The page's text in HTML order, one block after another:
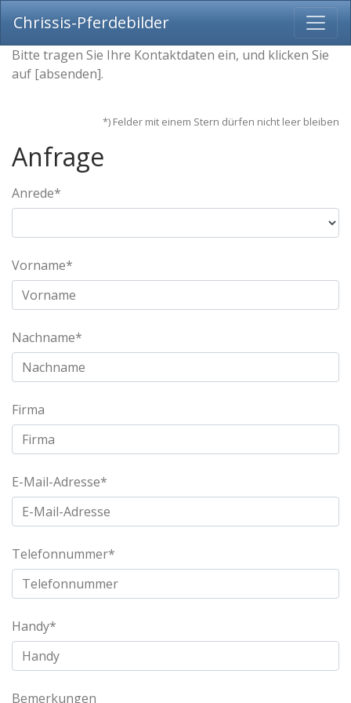
Chrissis-Pferdebilder
Bitte tragen Sie Ihre Kontaktdaten ein, und klicken Sie
auf [absenden].
*) Felder mit einem Stern dürfen nicht leer bleiben
Anfrage
Anrede*
Vorname*
Nachname*
Firma
E-Mail-Adresse*
Telefonnummer*
Handy*
Bemerkungen